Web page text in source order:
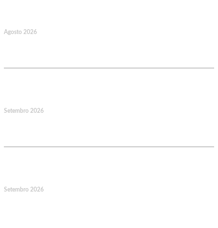
Agosto 2026
Setembro 2026
Setembro 2026